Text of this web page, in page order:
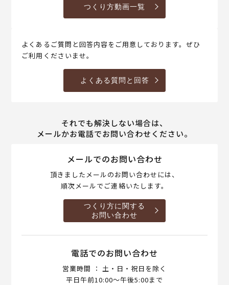
つくり方動画一覧
よくあるご質問と回答内容をご用意しております。ぜひ
ご利用くださいませ。
よくある質問と回答
それでも解決しない場合は、
メールかお電話でお問い合わせください。
メールでのお問い合わせ
頂きましたメールのお問い合わせには、
順次メールでご連絡いたします。
つくり方に関する
お問い合わせ
電話でのお問い合わせ
営業時間 ： 土・日・祝日を除く
平日午前10:00～午後5:00まで